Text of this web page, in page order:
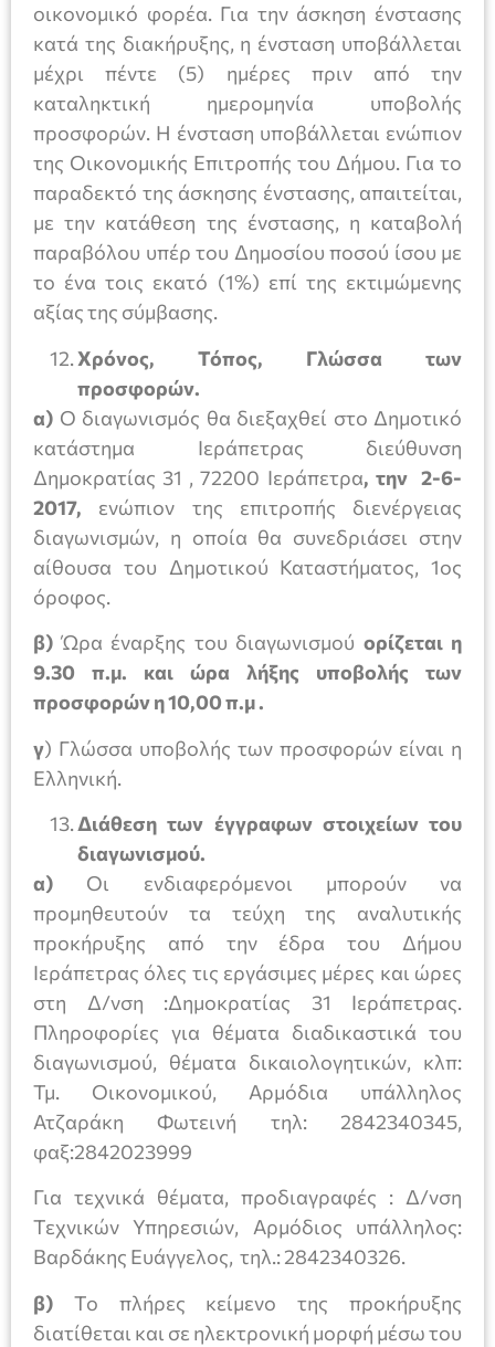
οικονομικό φορέα. Για την άσκηση ένστασης
κατά της διακήρυξης, η ένσταση υποβάλλεται
μέχρι πέντε (5) ημέρες πριν από την
καταληκτική ημερομηνία υποβολής
προσφορών. Η ένσταση υποβάλλεται ενώπιον
της Οικονομικής Επιτροπής του Δήμου. Για το
παραδεκτό της άσκησης ένστασης, απαιτείται,
με την κατάθεση της ένστασης, η καταβολή
παραβόλου υπέρ του Δημοσίου ποσού ίσου με
το ένα τοις εκατό (1%) επί της εκτιμώμενης
αξίας της σύμβασης.
Χρόνος, Τόπος, Γλώσσα των
προσφορών.
α) Ο διαγωνισμός θα διεξαχθεί στο Δημοτικό
κατάστημα Ιεράπετρας διεύθυνση
Δημοκρατίας 31 , 72200 Ιεράπετρα, την 2-6-
2017, ενώπιον της επιτροπής διενέργειας
διαγωνισμών, η οποία θα συνεδριάσει στην
αίθουσα του Δημοτικού Καταστήματος, 1ος
όροφος.
β)Ώρα έναρξης του διαγωνισμού ορίζεται η
9.30 π.μ. και ώρα λήξης υποβολής των
προσφορών η 10,00 π.μ .
γ) Γλώσσα υποβολής των προσφορών είναι η
Ελληνική.
Διάθεση των έγγραφων στοιχείων του
διαγωνισμού.
α) Οι ενδιαφερόμενοι μπορούν να
προμηθευτούν τα τεύχη της αναλυτικής
προκήρυξης από την έδρα του Δήμου
Ιεράπετρας όλες τις εργάσιμες μέρες και ώρες
στη Δ/νση :Δημοκρατίας 31 Ιεράπετρας.
Πληροφορίες για θέματα διαδικαστικά του
διαγωνισμού, θέματα δικαιολογητικών, κλπ:
Τμ. Οικονομικού, Αρμόδια υπάλληλος
Ατζαράκη Φωτεινή τηλ: 2842340345,
φαξ:2842023999
Για τεχνικά θέματα, προδιαγραφές : Δ/νση
Τεχνικών Υπηρεσιών, Aρμόδιος υπάλληλος:
Βαρδάκης Ευάγγελος, τηλ.: 2842340326.
β) Το πλήρες κείμενο της προκήρυξης
διατίθεται και σε ηλεκτρονική μορφή μέσω του